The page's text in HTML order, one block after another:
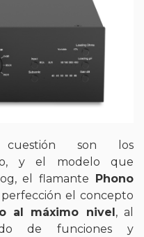
son los
y el modelo que
el flamante Phono
el concepto
al máximo nivel , al
de funciones y